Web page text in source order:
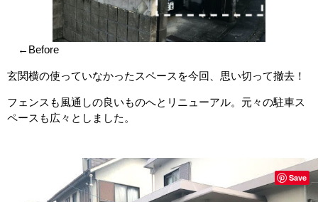
←Before
玄関横の使っていなかったスペースを今回、思い切って撤去！
フェンスも風通しの良いものへとリニューアル。元々の駐車ス
ペースも広々としました。
Save